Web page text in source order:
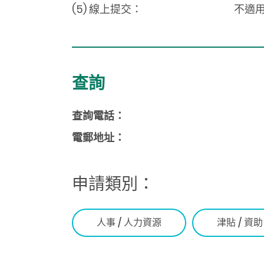
(5) 線上提交： 不適
查詢
查詢電話：
電郵地址：
申請類別：
人事 / 人力資源 津貼 / 資助